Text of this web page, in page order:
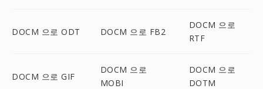
DOCM 으로 ODT DOCM 으로 FB2
DOCM 으로
RTF
DOCM 으로 GIF
DOCM 으로
MOBI
DOCM 으로
DOTM